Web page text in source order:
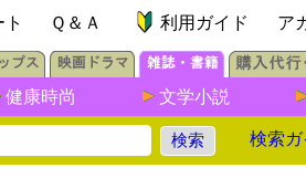
ト Ｑ＆Ａ 利用ガイド ア
健康時尚 文学小説
検索ガ